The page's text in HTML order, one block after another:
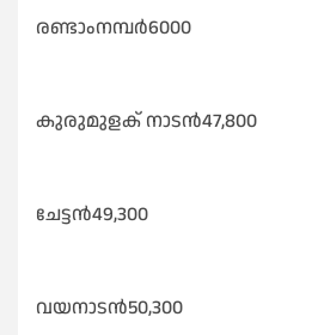
രണ്ടാംനമ്പർ6000
കുരുമുളക് നാടൻ47,800
ചേട്ടൻ49,300
വയനാടൻ50,300